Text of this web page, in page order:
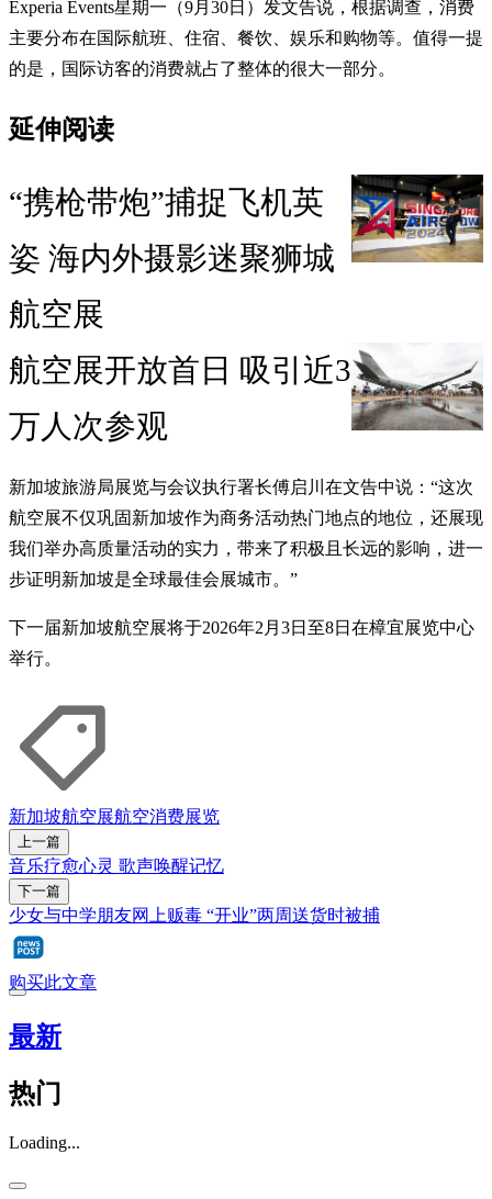
Experia Events星期一（9月30日）发文告说，根据调查，消费
主要分布在国际航班、住宿、餐饮、娱乐和购物等。值得一提
的是，国际访客的消费就占了整体的很大一部分。
延伸阅读
“携枪带炮”捕捉飞机英
姿 海内外摄影迷聚狮城
航空展
航空展开放首日 吸引近3
万人次参观
新加坡旅游局展览与会议执行署长傅启川在文告中说：“这次
航空展不仅巩固新加坡作为商务活动热门地点的地位，还展现
我们举办高质量活动的实力，带来了积极且长远的影响，进一
步证明新加坡是全球最佳会展城市。”
下一届新加坡航空展将于2026年2月3日至8日在樟宜展览中心
举行。
新加坡航空展航空消费展览
上一篇
音乐疗愈心灵 歌声唤醒记忆
下一篇
少女与中学朋友网上贩毒 “开业”两周送货时被捕
购买此文章
最新
热门
Loading...